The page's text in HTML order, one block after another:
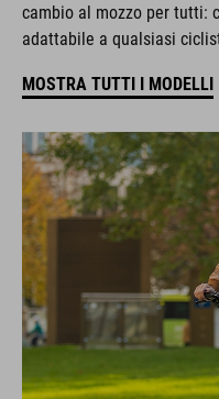
cambio al mozzo per tutti:
adattabile a qualsiasi
MOSTRA TUTTI I MODELLI